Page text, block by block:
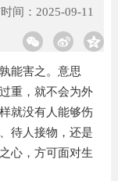
间：2025-09-11
能害之。意思
重，就不会为外
就没有人能够伤
待人接物，还是
心，方可面对生